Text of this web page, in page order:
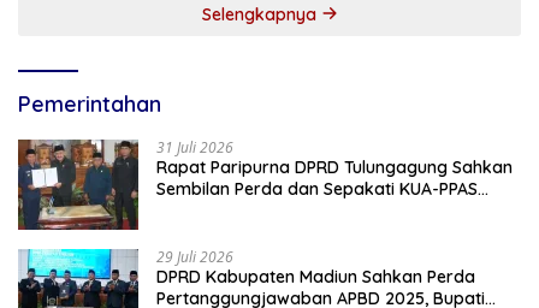
Selengkapnya
Pemerintahan
31 Juli 2026
Rapat Paripurna DPRD Tulungagung Sahkan
Sembilan Perda dan Sepakati KUA-PPAS
29 Juli 2026
DPRD Kabupaten Madiun Sahkan Perda
Pertanggungjawaban APBD 2025, Bupati